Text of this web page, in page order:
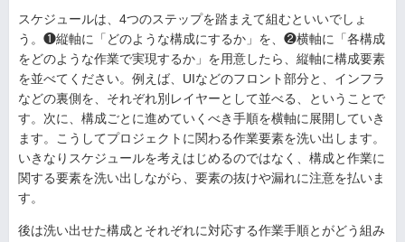
スケジュールは、4つのステップを踏まえて組むといいでしょ
う。❶縦軸に「どのような構成にするか」を、❷横軸に「各構成
をどのような作業で実現するか」を用意したら、縦軸に構成要素
を並べてください。例えば、UIなどのフロント部分と、インフラ
などの裏側を、それぞれ別レイヤーとして並べる、ということで
す。次に、構成ごとに進めていくべき手順を横軸に展開していき
ます。こうしてプロジェクトに関わる作業要素を洗い出します。
いきなりスケジュールを考えはじめるのではなく、構成と作業に
関する要素を洗い出しながら、要素の抜けや漏れに注意を払いま
す。
後は洗い出せた構成とそれぞれに対応する作業手順とがどう組み